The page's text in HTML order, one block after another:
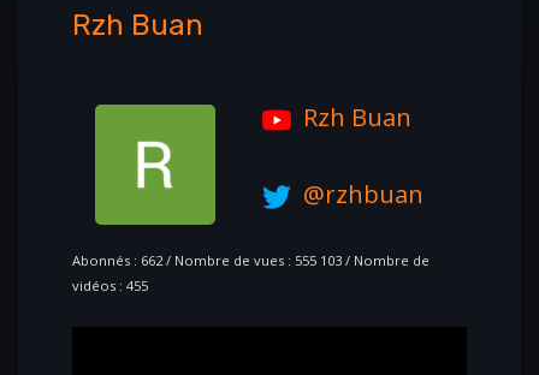
Rzh Buan
Rzh Buan
@rzhbuan
Abonnés : 662 / Nombre de vues : 555 103 / Nombre de
vidéos : 455